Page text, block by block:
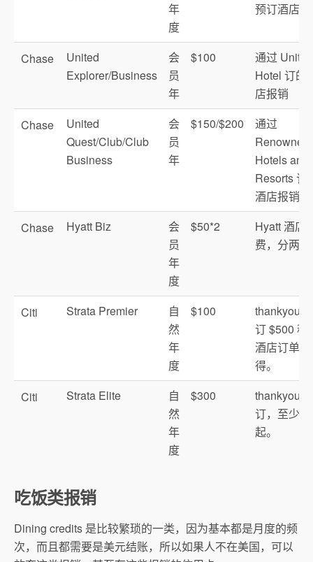
年
度
预订酒店
Chase
United
Explorer/Business
会
员
年
$100
通过 United
Hotel 订的
店报销
Chase
United
Quest/Club/Club
Business
会
员
年
$150/$200
通过
Renowned
Hotels and
Resorts 订
酒店报销
Chase
Hyatt Biz
会
员
年
度
$50*2
Hyatt 酒店
费，分两次
Citi Strata Premier
自
然
年
度
$100
订 $500 税
酒店订单
得。
Citi
Strata Elite
自
然
年
度
$300
订，至少2
起。
吃饭类报销
Dining credits 是比较繁琐的一类，因为基本都是月度的频
次，而且都需要是美元结账，所以如果人不在美国，可以